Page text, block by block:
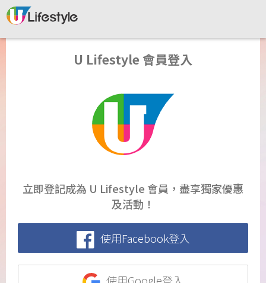
U Lifestyle 會員登入
立即登記成為 U Lifestyle 會員，盡享獨家優惠
及活動！
使用Facebook登入